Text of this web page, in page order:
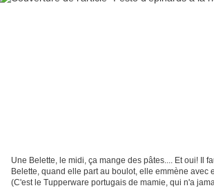
Une Belette, le midi, ça mange des pâtes.... Et oui! Il
Belette, quand elle part au boulot, elle emmène avec
(C'est le Tupperware portugais de mamie, qui n'a